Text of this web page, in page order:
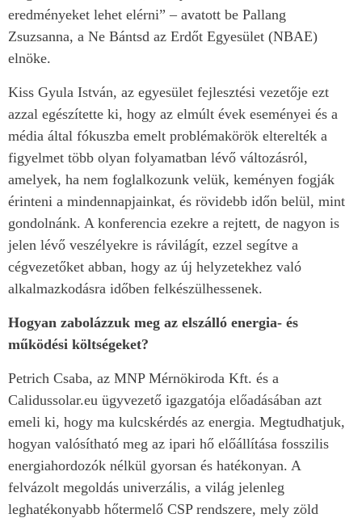
eredményeket lehet elérni” – avatott be Pallang
Zsuzsanna, a Ne Bántsd az Erdőt Egyesület (NBAE)
elnöke.
Kiss Gyula István, az egyesület fejlesztési vezetője ezt
azzal egészítette ki, hogy az elmúlt évek eseményei és a
média által fókuszba emelt problémakörök elterelték a
figyelmet több olyan folyamatban lévő változásról,
amelyek, ha nem foglalkozunk velük, keményen fogják
érinteni a mindennapjainkat, és rövidebb időn belül, mint
gondolnánk. A konferencia ezekre a rejtett, de nagyon is
jelen lévő veszélyekre is rávilágít, ezzel segítve a
cégvezetőket abban, hogy az új helyzetekhez való
alkalmazkodásra időben felkészülhessenek.
Hogyan zabolázzuk meg az elszálló energia- és
működési költségeket?
Petrich Csaba, az MNP Mérnökiroda Kft. és a
Calidussolar.eu ügyvezető igazgatója előadásában azt
emeli ki, hogy ma kulcskérdés az energia. Megtudhatjuk,
hogyan valósítható meg az ipari hő előállítása fosszilis
energiahordozók nélkül gyorsan és hatékonyan. A
felvázolt megoldás univerzális, a világ jelenleg
leghatékonyabb hőtermelő CSP rendszere, mely zöld